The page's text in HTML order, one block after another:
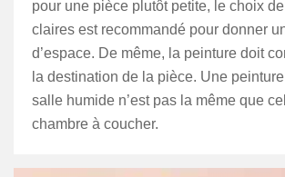
pour une pièce plutôt petite, le choix
claires est recommandé pour donner
d’espace. De même, la peinture doit
la destination de la pièce. Une
salle humide n’est pas la même que
chambre à coucher.